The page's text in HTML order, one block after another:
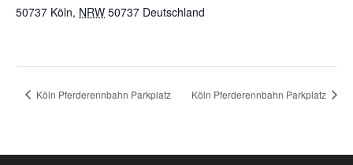
50737 Köln, NRW 50737 Deutschland
Köln Pferderennbahn Parkplatz Köln Pferderennbahn Parkplatz